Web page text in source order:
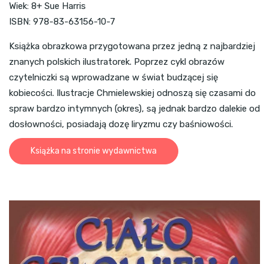
Wiek: 8+ Sue Harris
ISBN: 978-83-63156-10-7
Książka obrazkowa przygotowana przez jedną z najbardziej
znanych polskich ilustratorek. Poprzez cykl obrazów
czytelniczki są wprowadzane w świat budzącej się
kobiecości. Ilustracje Chmielewskiej odnoszą się czasami do
spraw bardzo intymnych (okres), są jednak bardzo dalekie od
dosłowności, posiadają dozę liryzmu czy baśniowości.
Książka na stronie wydawnictwa